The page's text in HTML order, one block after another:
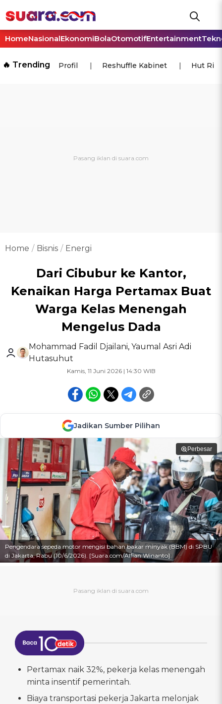
HomeNasionalEkonomiBolaOtomotifEntertainment
🔥 Trending Profil Reshuffle Kabinet Hut Ri
Home Bisnis Energi
Dari Cibubur ke Kantor,
Kenaikan Harga Pertamax Buat
Warga Kelas Menengah
Mengelus Dada
Mohammad Fadil Djailani, Yaumal Asri Adi
Hutasuhut
Kamis, 11 Juni 2026 | 14:30 WIB
Jadikan Sumber Pilihan
Perbesar
Pengendara sepeda motor mengisi bahan bakar minyak (BBM) di SPBU
di Jakarta, Rabu (10/6/2026). [Suara.com/Alfian Winanto]
Pertamax naik 32%, pekerja kelas menengah
minta insentif pemerintah.
Biaya transportasi pekerja Jakarta melonjak